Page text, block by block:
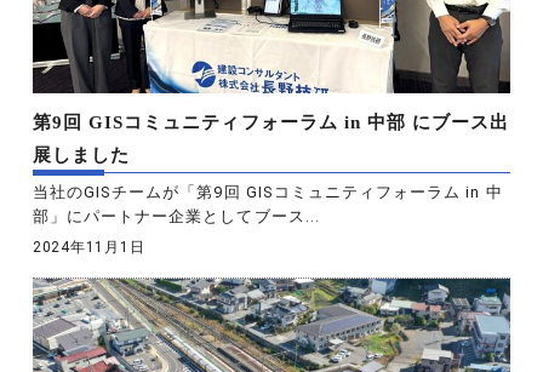
第9回 GISコミュニティフォーラム in 中部 にブース出
展しました
当社のGISチームが「第9回 GISコミュニティフォーラム in 中
部」にパートナー企業としてブース...
2024年11月1日